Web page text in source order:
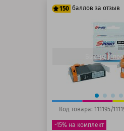
150 баллов за отзыв
150 баллов
Быстрый
Код товара: 111195/
-15% на комплект